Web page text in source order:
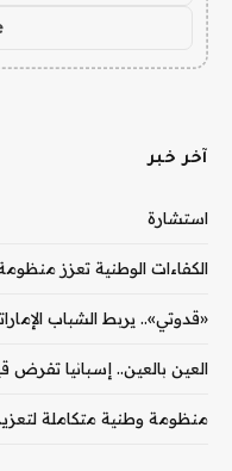
آخر خبر
استشارة
الكفاءات الوطنية تعزز منظومة
«قدوتي».. يربط الشباب
العين بالعين.. إسبانيا تفرض
منظومة وطنية متكاملة